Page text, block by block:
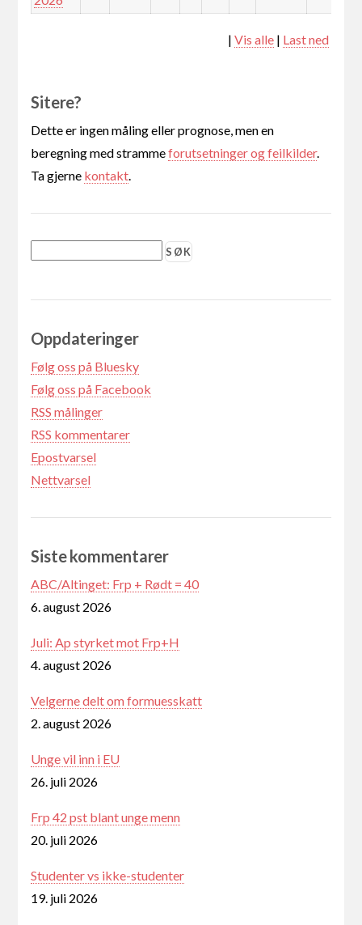
|Vis alle | Last ned
Sitere?
Dette er ingen måling eller prognose, men en
beregning med strammeforutsetninger og feilkilder.
Ta gjerne kontakt.
Oppdateringer
Følg oss på Bluesky
Følg oss på Facebook
RSS målinger
RSS kommentarer
Epostvarsel
Nettvarsel
Siste kommentarer
ABC/Altinget: Frp + Rødt = 40
6. august 2026
Juli: Ap styrket mot Frp+H
4. august 2026
Velgerne delt om formuesskatt
2. august 2026
Unge vil inn i EU
26. juli 2026
Frp 42 pst blant unge menn
20. juli 2026
Studenter vs ikke-studenter
19. juli 2026